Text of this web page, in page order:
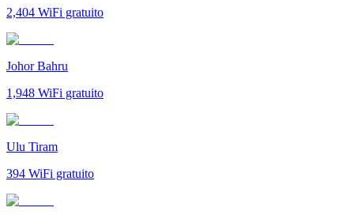
2,404 WiFi gratuito
Johor Bahru
1,948 WiFi gratuito
Ulu Tiram
394 WiFi gratuito